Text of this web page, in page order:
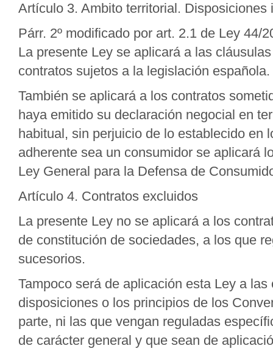
Artículo 3. Ambito territorial. Disposiciones
Párr. 2º modificado por art. 2.1 de Ley 44/
La presente Ley se aplicará a las
contratos sujetos a la legislación española.
También se aplicará a los contratos
haya emitido su declaración negocial en
habitual, sin perjuicio de lo establecido en
adherente sea un consumidor se aplicará
Ley General para la Defensa de
Artículo 4. Contratos excluidos
La presente Ley no se aplicará a los
de constitución de sociedades, a los que
sucesorios.
Tampoco será de aplicación esta Ley a
disposiciones o los principios de los
parte, ni las que vengan reguladas
de carácter general y que sean de